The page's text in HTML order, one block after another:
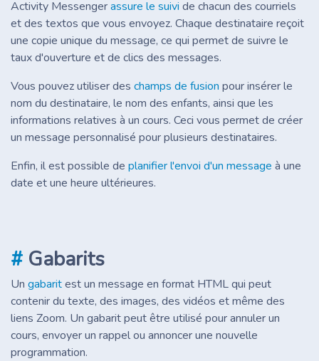
Activity Messengerassure le suivi de chacun des courriels
et des textos que vous envoyez. Chaque destinataire reçoit
une copie unique du message, ce qui permet de suivre le
taux d'ouverture et de clics des messages.
Vous pouvez utiliser des champs de fusion pour insérer le
nom du destinataire, le nom des enfants, ainsi que les
informations relatives à un cours. Ceci vous permet de créer
un message personnalisé pour plusieurs destinataires.
Enfin, il est possible de planifier l'envoi d'un message à une
date et une heure ultérieures.
# Gabarits
Un gabaritest un message en format HTML qui peut
contenir du texte, des images, des vidéos et même des
liens Zoom. Un gabarit peut être utilisé pour annuler un
cours, envoyer un rappel ou annoncer une nouvelle
programmation.